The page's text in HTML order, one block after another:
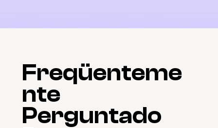
Freqüenteme
nte
Perguntado